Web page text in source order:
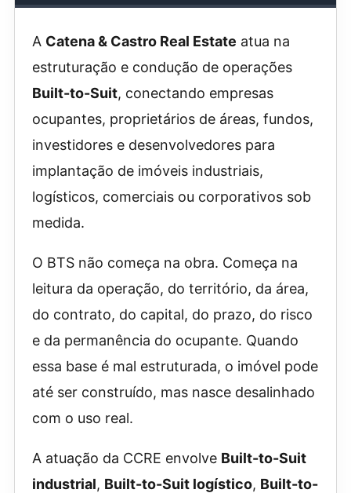
A Catena & Castro Real Estate atua na
estruturação e condução de operações
Built-to-Suit, conectando empresas
ocupantes, proprietários de áreas, fundos,
investidores e desenvolvedores para
implantação de imóveis industriais,
logísticos, comerciais ou corporativos sob
medida.
O BTS não começa na obra. Começa na
leitura da operação, do território, da área,
do contrato, do capital, do prazo, do risco
e da permanência do ocupante. Quando
essa base é mal estruturada, o imóvel pode
até ser construído, mas nasce desalinhado
com o uso real.
A atuação da CCRE envolve Built-to-Suit
industrial, Built-to-Suit logístico, Built-to-